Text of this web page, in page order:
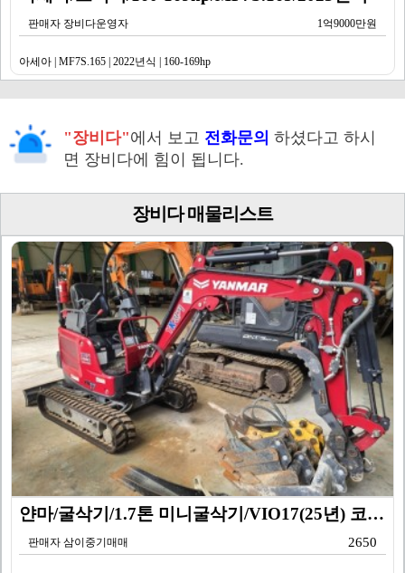
판매자 장비다운영자 1억9000만원
아세아 | MF7S.165 | 2022년식 | 160-169hp
"장비다"에서 보고 전화문의 하셨다고 하시
면 장비다에 힘이 됩니다.
장비다 매물리스트
얀마/굴삭기/1.7톤 미니굴삭기/VIO17(25년) 코…
판매자 삼이중기매매 2650